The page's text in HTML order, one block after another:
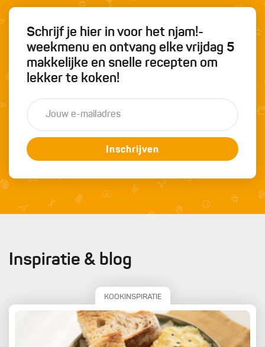
Schrijf je hier in voor het njam!-
weekmenu en ontvang elke vrijdag 5
makkelijke en snelle recepten om
lekker te koken!
Inschrijven
Inspiratie & blog
KOOKINSPIRATIE